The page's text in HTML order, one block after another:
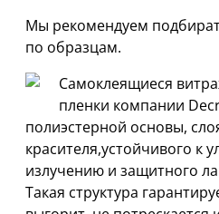
Мы рекомендуем
по образцам.
Самоклеящиеся
пленки компании
полиэстерной основы,
красителя,устойчивого к
излучению и защитного
Такая структура